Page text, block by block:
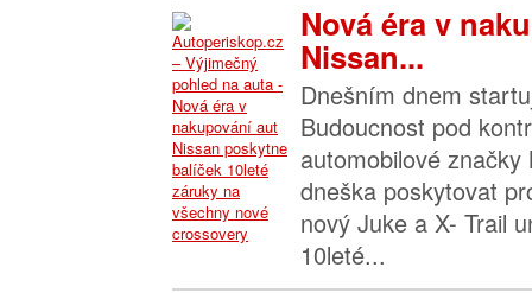
Nová éra v
Nissan...
Dnešním dnem
Budoucnost pod
automobilové
dneška poskytovat
nový Juke a X- Trail
10leté...